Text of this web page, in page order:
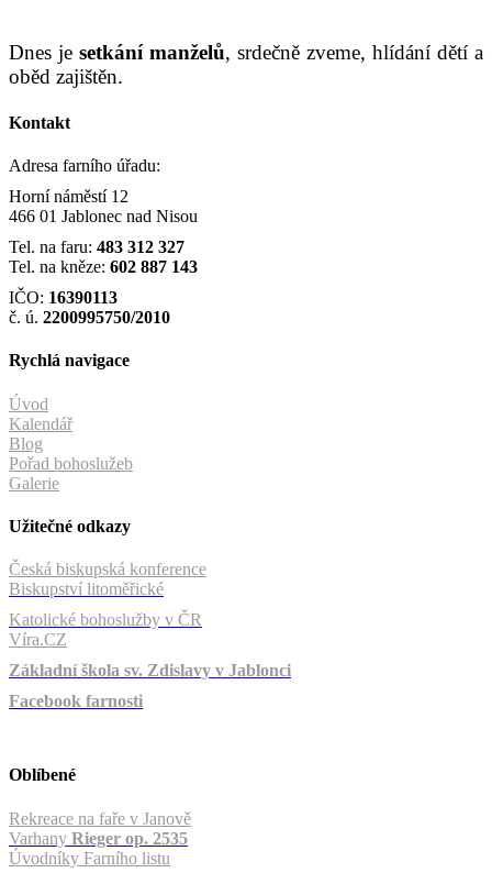
Dnes je setkání manželů, srdečně zveme, hlídání dětí a
oběd zajištěn.
Kontakt
Adresa farního úřadu:
Horní náměstí 12
466 01 Jablonec nad Nisou
Tel. na faru: 483 312 327
Tel. na kněze: 602 887 143
IČO: 16390113
č. ú. 2200995750/2010
Rychlá navigace
Úvod
Kalendář
Blog
Pořad bohoslužeb
Galerie
Užitečné odkazy
Česká biskupská konference
Biskupství litoměřické
Katolické bohoslužby v ČR
Víra.CZ
Základní škola sv. Zdislavy v Jablonci
Facebook farnosti
Oblíbené
Rekreace na faře v Janově
Varhany Rieger op. 2535
Úvodníky Farního listu